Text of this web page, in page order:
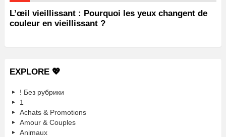
L’œil vieillissant : Pourquoi les yeux changent de
couleur en vieillissant ?
EXPLORE 💖
! Без рубрики
1
Achats & Promotions
Amour & Couples
Animaux